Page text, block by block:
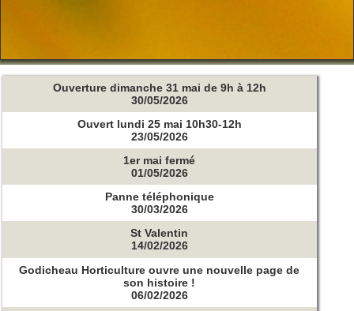
Ouverture dimanche 31 mai de 9h à 12h
30/05/2026
Ouvert lundi 25 mai 10h30-12h
23/05/2026
1er mai fermé
01/05/2026
Panne téléphonique
30/03/2026
St Valentin
14/02/2026
Godicheau Horticulture ouvre une nouvelle page de
son histoire !
06/02/2026